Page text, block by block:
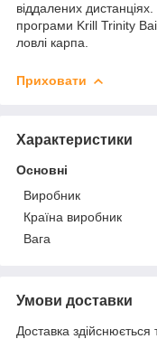
віддалених
програми Krill Trinity
ловлі карпа.
Приховати
Характеристики
Основні
Виробник
Країна виробник
Вага
Умови доставки
Доставка здійснюється